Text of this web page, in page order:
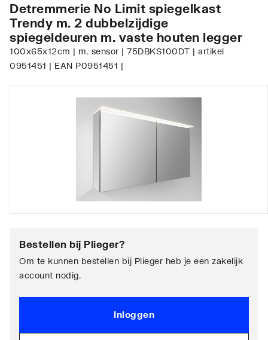
Detremmerie No Limit spiegelkast
Trendy m. 2 dubbelzijdige
spiegeldeuren m. vaste houten legger
100x65x12cm | m. sensor | 75DBKS100DT | artikel
0951451 | EAN P0951451 |
Bestellen bij Plieger?
Om te kunnen bestellen bij Plieger heb je een zakelijk
account nodig.
Inloggen